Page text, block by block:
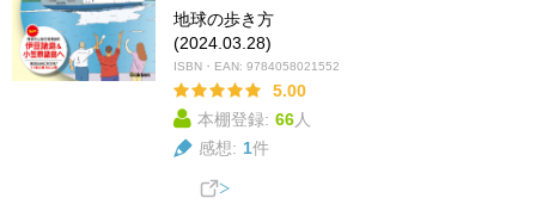
地球の歩き方
(2024.03.28)
ISBN・EAN: 9784058021552
5.00
本棚登録: 66人
感想: 1件